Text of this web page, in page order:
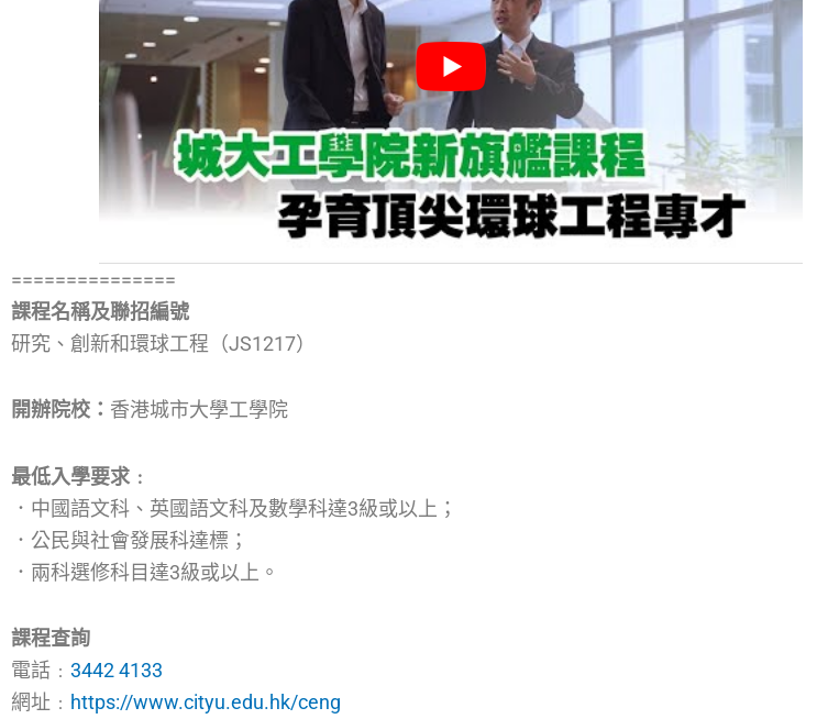
===============
課程名稱及聯招編號
研究、創新和環球工程（JS1217）
開辦院校： 香港城市大學工學院
最低入學要求﹕
．中國語文科、英國語文科及數學科達3級或以上；
．公民與社會發展科達標；
．兩科選修科目達3級或以上。
課程查詢
電話﹕ 3442 4133
網址﹕ https://www.cityu.edu.hk/ceng